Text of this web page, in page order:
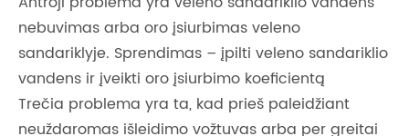
nebuvimas arba oro įsiurbimas veleno
sandariklyje. Sprendimas – įpilti veleno sandariklio
vandens ir įveikti oro įsiurbimo koeficientą
Trečia problema yra ta, kad prieš paleidžiant
neuždaromas išleidimo vožtuvas arba per greitai